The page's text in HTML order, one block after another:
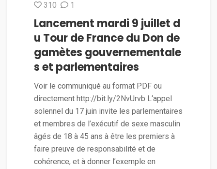
310
1
Lancement mardi 9 juillet d
u Tour de France du Don de
gamètes gouvernementale
s et parlementaires
Voir le communiqué au format PDF ou
directement http://bit.ly/2NvUrvb L‘appel
solennel du 17 juin invite les parlementaires
et membres de l’exécutif de sexe masculin
âgés de 18 à 45 ans à être les premiers à
faire preuve de responsabilité et de
cohérence, et à donner l’exemple en